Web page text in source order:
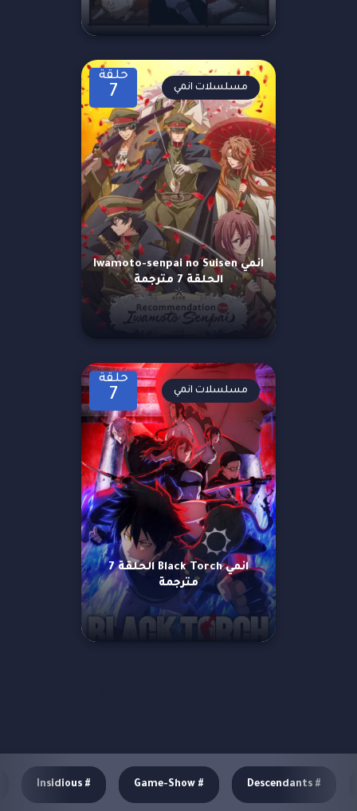
حلقة
7
انمي Iwamoto-senpai no Suisen
الحلقة 7 مترجمة
مسلسلات انمي
حلقة
7
انمي Black Torch الحلقة 7
مترجمة
مسلسلات انمي
#
Descendants
#
Game-Show
#
Insidious